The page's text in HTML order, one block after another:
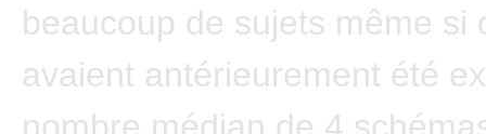
beaucoup de sujets même si
avaient antérieurement été